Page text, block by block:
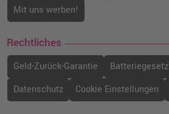
Mit uns werben!
Rechtliches
Geld-Zurück-Garantie Batteriegesetz
Datenschutz
Cookie Einstellungen